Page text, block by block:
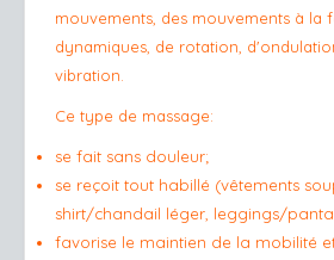
mouvements, des mouvements à la
dynamiques, de rotation,
vibration.
Ce type de massage:
se fait sans douleur;
se reçoit tout habillé (vêtements
shirt/chandail léger, leggings/
favorise le maintien de la mobilité